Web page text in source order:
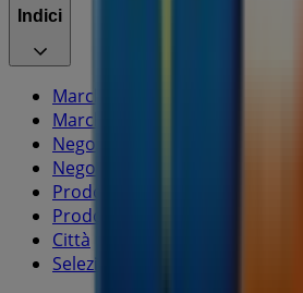
Indici
Marche
Marchi locali
Negozi
Negozi vicini
Prodotti
Prodotti locali
Città
Selezioni